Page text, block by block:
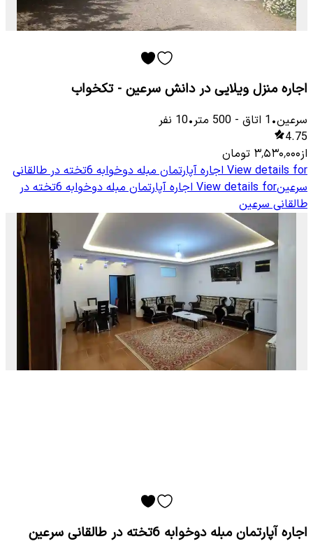
اجاره منزل ویلایی در دانش سرعین - تکخواب
سرعین•
1 اتاق -
500 متر•
10 نفر
4.75
از۳٬۵۳۰٬۰۰۰ تومان
View details for
اجاره آپارتمان مبله دوخوابه 6تخته در طالقانی
سرعینView details for
اجاره آپارتمان مبله دوخوابه 6تخته در
طالقانی سرعین
اجاره آپارتمان مبله دوخوابه 6تخته در طالقانی سرعین